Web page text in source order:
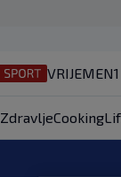
VRIJEME
ZdravljeCooking